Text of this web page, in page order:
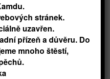
stránek.
uzavřen.
přízeň a důvěru. Do
mnoho štěstí,